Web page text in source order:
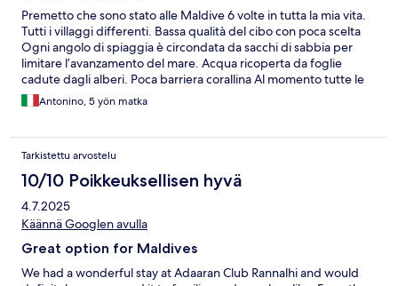
Premetto che sono stato alle Maldive 6 volte in tutta la mia vita.
Tutti i villaggi differenti. Bassa qualità del cibo con poca scelta
Ogni angolo di spiaggia è circondata da sacchi di sabbia per
limitare l’avanzamento del mare. Acqua ricoperta da foglie
cadute dagli alberi. Poca barriera corallina Al momento tutte le
camere sull’acqua sono in ristrutturazione. Molti luoghi sono
inaccessibili per i lavori, tendoni verdi delimitano gli spazi di
ristrutturazione. Molti materiali di costruzione si trovano in
acqua. Alloggiato in camera piano terra sulla spiaggia. Ben pulita
ma il bagno da rifare. Mattonelle di colore differente e materiali
datati.
Antonino, 5 yön matka
Tarkistettu arvostelu
10/10 Poikkeuksellisen hyvä
4.7.2025
Käännä Googlen avulla
Great option for Maldives
We had a wonderful stay at Adaaran Club Rannalhi and would